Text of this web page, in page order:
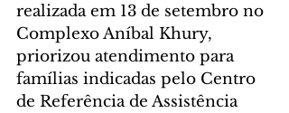
realizada em 13 de setembro no
Complexo Aníbal Khury,
priorizou atendimento para
famílias indicadas pelo Centro
de Referência de Assistência